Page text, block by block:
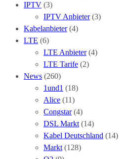
IPTV (3)
IPTV Anbieter(3)
Kabelanbieter(4)
LTE (6)
LTE Anbieter(4)
LTE Tarife (2)
News (260)
1und1 (18)
Alice (11)
Congstar(4)
DSL Markt (14)
Kabel Deutschland (14)
Markt (128)